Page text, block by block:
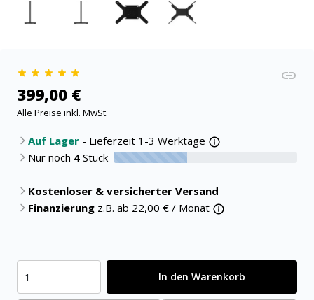
399,00 €
Alle Preise inkl. MwSt.
Auf Lager - Lieferzeit 1-3 Werktage
Nur noch 4 Stück 40% verfügbar
Kostenloser & versicherter Versand
Finanzierung z.B. ab 22,00 € / Monat
In den Warenkorb